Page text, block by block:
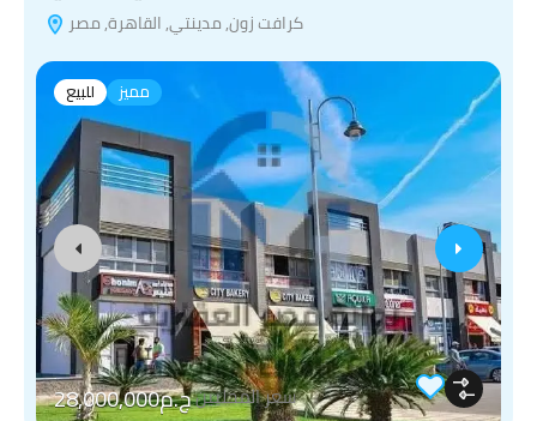
كرافت زون, مدينتي, القاهرة, مصر
للبيع مميز
سعر المحليينج.م28,000,000